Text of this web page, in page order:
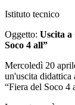
Istituto tecnico
Oggetto: Uscita a
Soco 4 all”
Mercoledì 20
un'uscita
“Fiera del Soco 4